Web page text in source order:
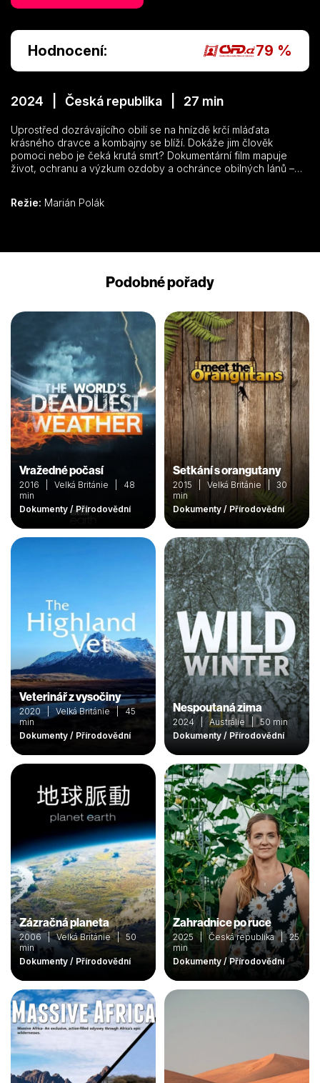
Hodnocení: 79 %
2024 | Česká republika | 27 min
Uprostřed dozrávajícího obilí se na hnízdě krčí mláďata
krásného dravce a kombajny se blíží. Dokáže jim člověk
pomoci nebo je čeká krutá smrt? Dokumentární film mapuje
život, ochranu a výzkum ozdoby a ochránce obilných lánů –
Režie: Marián Polák
Podobné pořady
Vražedné počasí
2016 | Velká Británie | 48
min
Dokumenty / Přírodovědní
Setkání s orangutany
2015 | Velká Británie | 30
min
Dokumenty / Přírodovědní
Veterinář z vysočiny
2020 | Velká Británie | 45
min
Dokumenty / Přírodovědní
Nespoutaná zima
2024 | Austrálie | 50 min
Dokumenty / Přírodovědní
Zázračná planeta
2006 | Velká Británie | 50
min
Dokumenty / Přírodovědní
Zahradnice po ruce
2025 | Česká republika | 25
min
Dokumenty / Přírodovědní